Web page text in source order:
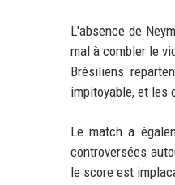
L'absence de
mal à combler le
Brésiliens
impitoyable, et les
Le match a
controversées
le score est